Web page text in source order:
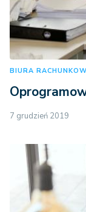
BIURA
7 grudzień 2019